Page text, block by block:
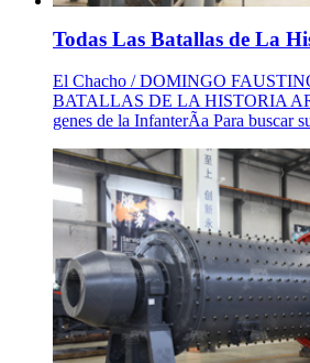
Todas Las Batallas de La
El Chacho / DOMINGO
BATALLAS DE LA HISTORIA
genes de la InfanterÃ­a Para buscar